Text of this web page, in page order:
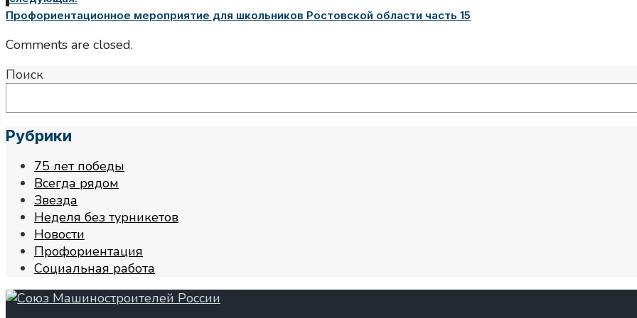
Профориентационное мероприятие для школьников Ростовской области часть 15
Comments are closed.
Поиск
Рубрики
75 лет победы
Всегда рядом
Звезда
Неделя без турникетов
Новости
Профориентация
Социальная работа